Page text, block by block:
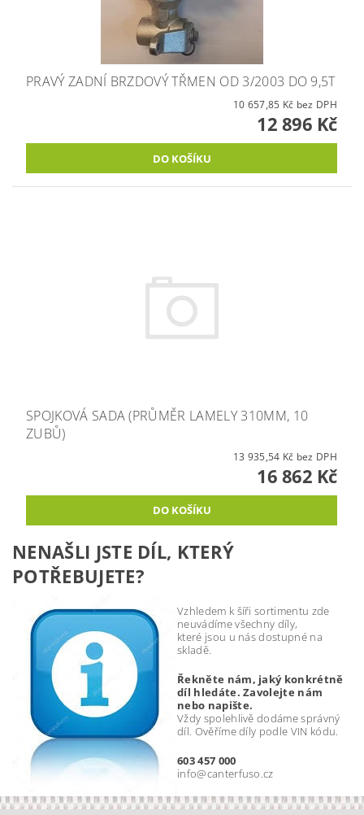
PRAVÝ ZADNÍ BRZDOVÝ TŘMEN OD 3/2003 DO 9,5T
10 657,85 Kč bez DPH
12 896 Kč
SPOJKOVÁ SADA (PRŮMĚR LAMELY 310MM, 10
ZUBŮ)
13 935,54 Kč bez DPH
16 862 Kč
NENAŠLI JSTE DÍL, KTERÝ
POTŘEBUJETE?
Vzhledem k šíři sortimentu zde
neuvádíme všechny díly,
které jsou u nás dostupné na
skladě.
Řekněte nám, jaký konkrétně
díl hledáte. Zavolejte nám
nebo napište.
Vždy spolehlivě dodáme správný
díl. Ověříme díly podle VIN kódu.
603 457 000
info@canterfuso.cz